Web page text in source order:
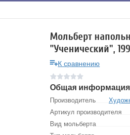
Мольберт
"Ученический",
К сравнению
Общая информация
Производитель
Артикул производителя
Вид мольберта